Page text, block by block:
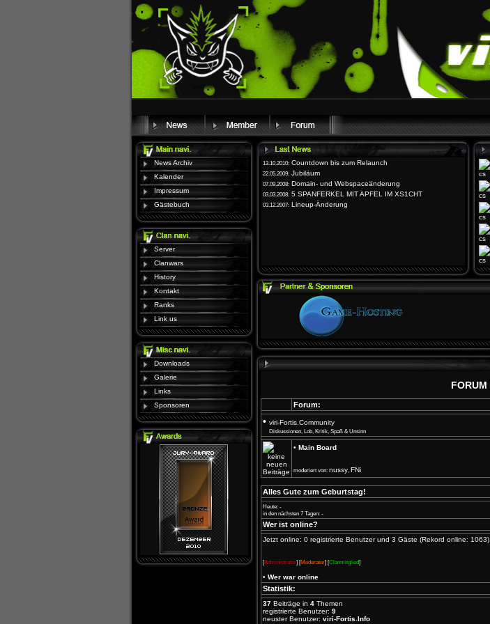
News Archiv
Kalender
Impressum
Gästebuch
Server
Clanwars
History
Kontakt
Ranks
Link us
Downloads
Galerie
Links
Sponsoren
13.10.2010: Countdown bis zum Relaunch
22.05.2009: Jubiläum
07.09.2008: Domain- und Webspaceänderung
03.03.2008: 5 SPANFERKEL MIT APFEL IM XS1CHT
03.12.2007: Lineup-Änderung
FORUM
Forum:
• viri-Fortis.Community
Diskussionen, Lob, Kritik, Spaß & Unsinn
• Main Board
moderiert von: nussy, FNi
Alles Gute zum Geburtstag!
Heute: -
in den nächsten 7 Tagen: -
Wer ist online?
Jetzt online: 0 registrierte Benutzer und 3 Gäste (Rekord online: 1063)
[Administrator] [Moderator] [Clanmitglied]
• Wer war online
Statistik:
37 Beiträge in 4 Themen
registrierte Benutzer: 9
neuster Benutzer: viri-Fortis.Info